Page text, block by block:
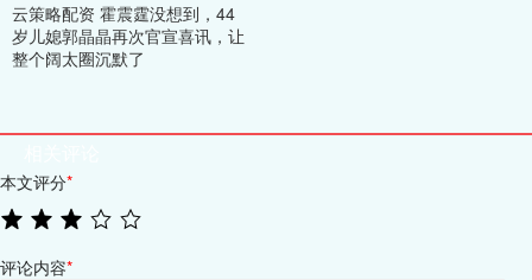
云策略配资 霍震霆没想到，44
岁儿媳郭晶晶再次官宣喜讯，让
整个阔太圈沉默了
本文评分*
评论内容*